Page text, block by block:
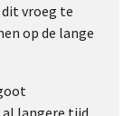
vroeg te
op de lange
langere tijd